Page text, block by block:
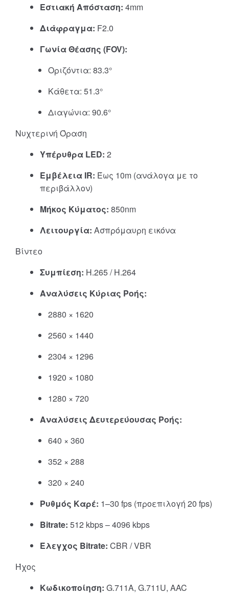
Εστιακή Απόσταση: 4mm
Διάφραγμα: F2.0
Γωνία Θέασης (FOV):
Οριζόντια: 83.3°
Κάθετα: 51.3°
Διαγώνια: 90.6°
Νυχτερινή Όραση
Υπέρυθρα LED: 2
Εμβέλεια IR: Έως 10m (ανάλογα με το
περιβάλλον)
Μήκος Κύματος: 850nm
Λειτουργία: Ασπρόμαυρη εικόνα
Βίντεο
Συμπίεση: H.265 / H.264
Αναλύσεις Κύριας Ροής:
2880 × 1620
2560 × 1440
2304 × 1296
1920 × 1080
1280 × 720
Αναλύσεις Δευτερεύουσας Ροής:
640 × 360
352 × 288
320 × 240
Ρυθμός Καρέ: 1–30 fps (προεπιλογή 20 fps)
Bitrate: 512 kbps – 4096 kbps
Έλεγχος Bitrate: CBR / VBR
Ήχος
Κωδικοποίηση: G.711A, G.711U, AAC